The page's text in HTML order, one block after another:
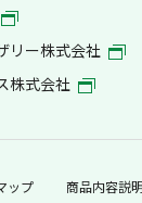
リー株式会社
株式会社
ップ
商品内容説